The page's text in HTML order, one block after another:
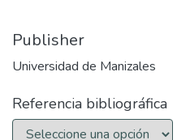
Publisher
Universidad de Manizales
Referencia bibliográfica